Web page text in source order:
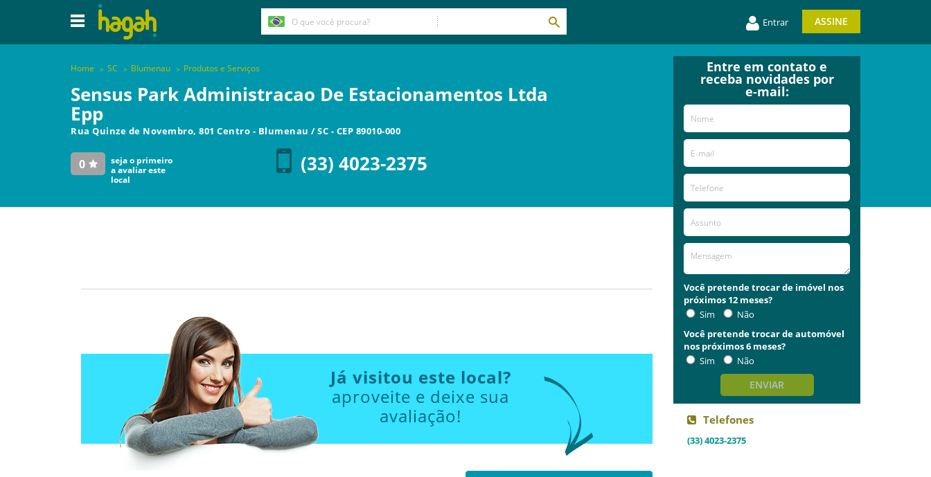
Entrar ASSINE
Home SC Blumenau Produtos e Serviços
Sensus Park Administracao De Estacionamentos Ltda
Epp
Rua Quinze de Novembro, 801 Centro - Blumenau /SC - CEP 89010-000
0
seja o primeiro
a avaliar este
local
(33) 4023-2375
Já visitou este local?
aproveite e deixe sua
avaliação!
Entre em contato e
receba novidades por
e-mail:
Você pretende trocar de imóvel nos
próximos 12 meses?
Sim
Não
Você pretende trocar de automóvel
nos próximos 6 meses?
Sim
Não
ENVIAR
Telefones
(33) 4023-2375